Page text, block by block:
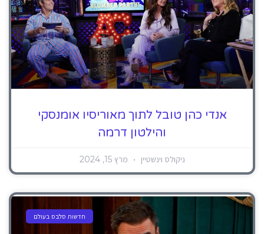
אנדי כהן טובל לתוך מאוריסיו אומנסקי
והילטון דרמה
ניקולס וינשטיין מרץ 15, 2024
חדשות סלבס בעולם